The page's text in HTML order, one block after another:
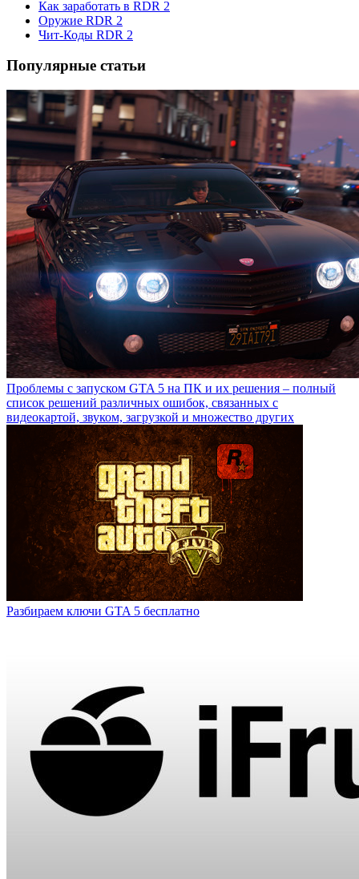
Как заработать в RDR 2
Оружие RDR 2
Чит-Коды RDR 2
Популярные статьи
Проблемы с запуском GTA 5 на ПК и их решения – полный
список решений различных ошибок, связанных с
видеокартой, звуком, загрузкой и множество других
Разбираем ключи GTA 5 бесплатно